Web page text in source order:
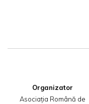
Organizator
Asociația Română de